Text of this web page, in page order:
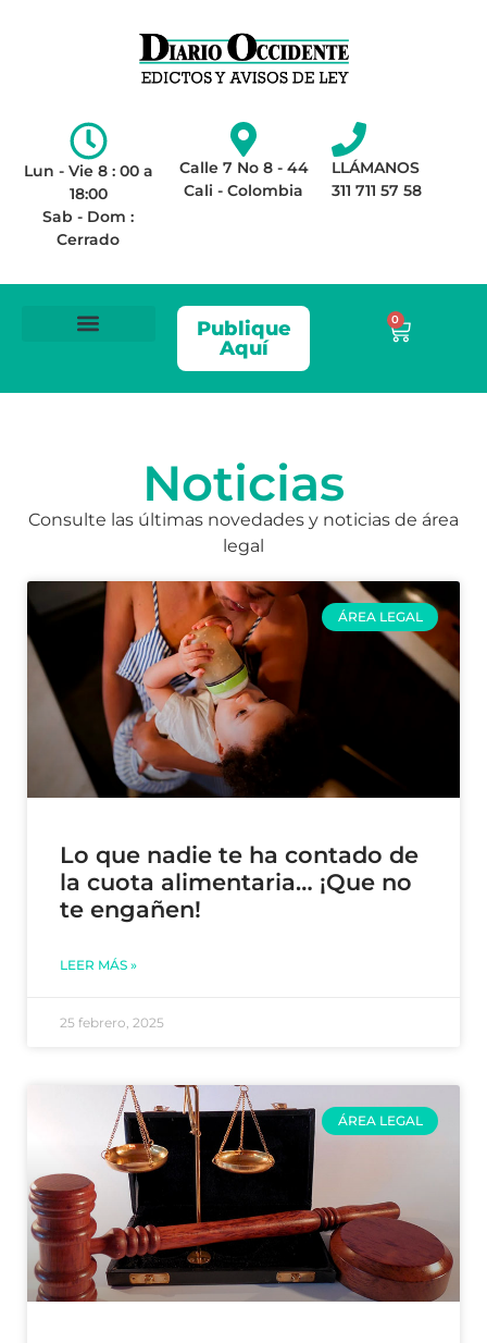
Lun - Vie 8 : 00 a
18:00
Sab - Dom :
Cerrado
Calle 7 No 8 - 44
Cali - Colombia
LLÁMANOS
311 711 57 58
Publique
Aquí
0
Noticias
Consulte las últimas novedades y noticias de área
legal
ÁREA LEGAL
Lo que nadie te ha contado de
la cuota alimentaria… ¡Que no
te engañen!
LEER MÁS »
25 febrero, 2025
ÁREA LEGAL